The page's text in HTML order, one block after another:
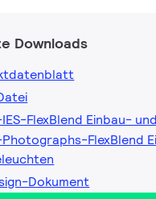
Downloads
FlexBlend Einbau-
Photographs-FlexBlend
Dokument